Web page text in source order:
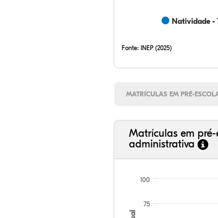
Natividade -
Fonte: INEP (2025)
MATRÍCULAS EM PRÉ-
Matrículas em
administrativa
75
100